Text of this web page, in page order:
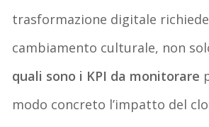
trasformazione digitale
cambiamento culturale, non
quali sono i KPI da monitorare
modo concreto l’impatto del